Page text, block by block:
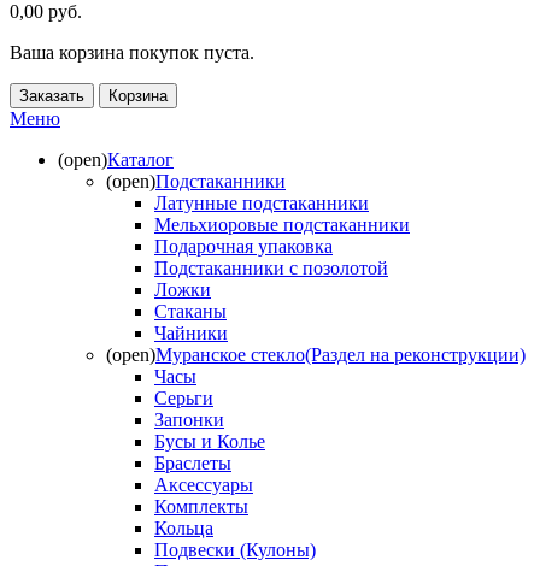
0,00 руб.
Ваша корзина покупок пуста.
Заказать Корзина
Меню
(open)Каталог
(open)Подстаканники
Латунные подстаканники
Мельхиоровые подстаканники
Подарочная упаковка
Подстаканники с позолотой
Ложки
Стаканы
Чайники
(open)Муранское стекло(Раздел на реконструкции)
Часы
Серьги
Запонки
Бусы и Колье
Браслеты
Аксессуары
Комплекты
Кольца
Подвески (Кулоны)